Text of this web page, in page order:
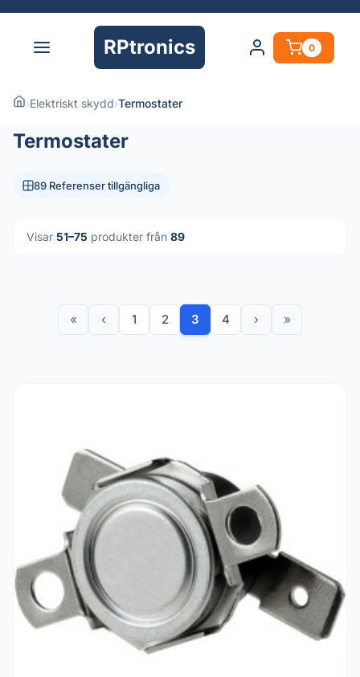
RPtronics 0
›Elektriskt skydd›Termostater
Termostater
89 Referenser tillgängliga
Visar 51–75 produkter från 89
« ‹ 1 2 3 4 › »